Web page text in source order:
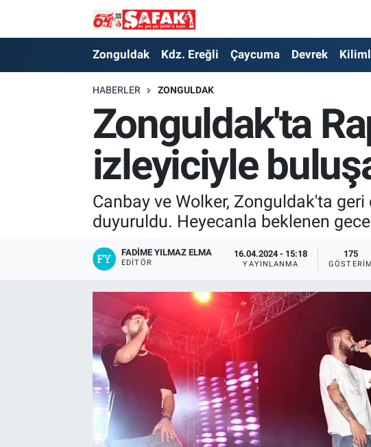
Zonguldak Kdz. Ereğli Çaycuma Devrek
HABERLER ZONGULDAK
Zonguldak'ta
izleyiciyle
Canbay ve Wolker, Zonguldak'ta
duyuruldu. Heyecanla beklenen
FADIME YILMAZ ELMA
EDITÖR
16.04.2024 - 15:18
YAYINLANMA
175
GÖSTERIM
Zonguldak
Kdz. Ereğli
Zonguldak Nöbetçi Eczaneler
Zonguldak Hava Durumu
Zonguldak Namaz Vakitleri
Zonguldak Trafik Yoğunluk Haritası
Süper Lig Puan Durumu ve Fikstür
Tüm Manşetler
Son Dakika Haberleri